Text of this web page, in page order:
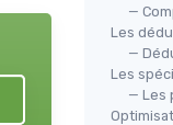
—
Les
—
Les
— Les